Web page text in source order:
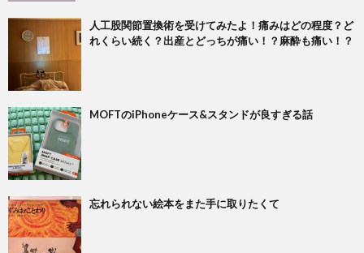
人工股関節置換術を受けてみたよ！痛みはどの程度？ど
れくらい続く？出産とどっちが痛い！？麻酔も痛い！？
MOFTのiPhoneケース&スタンドが良すぎる話
忘れられない絵本をまた手に取りたくて